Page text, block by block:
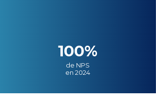
100%
de NPS
en 2024